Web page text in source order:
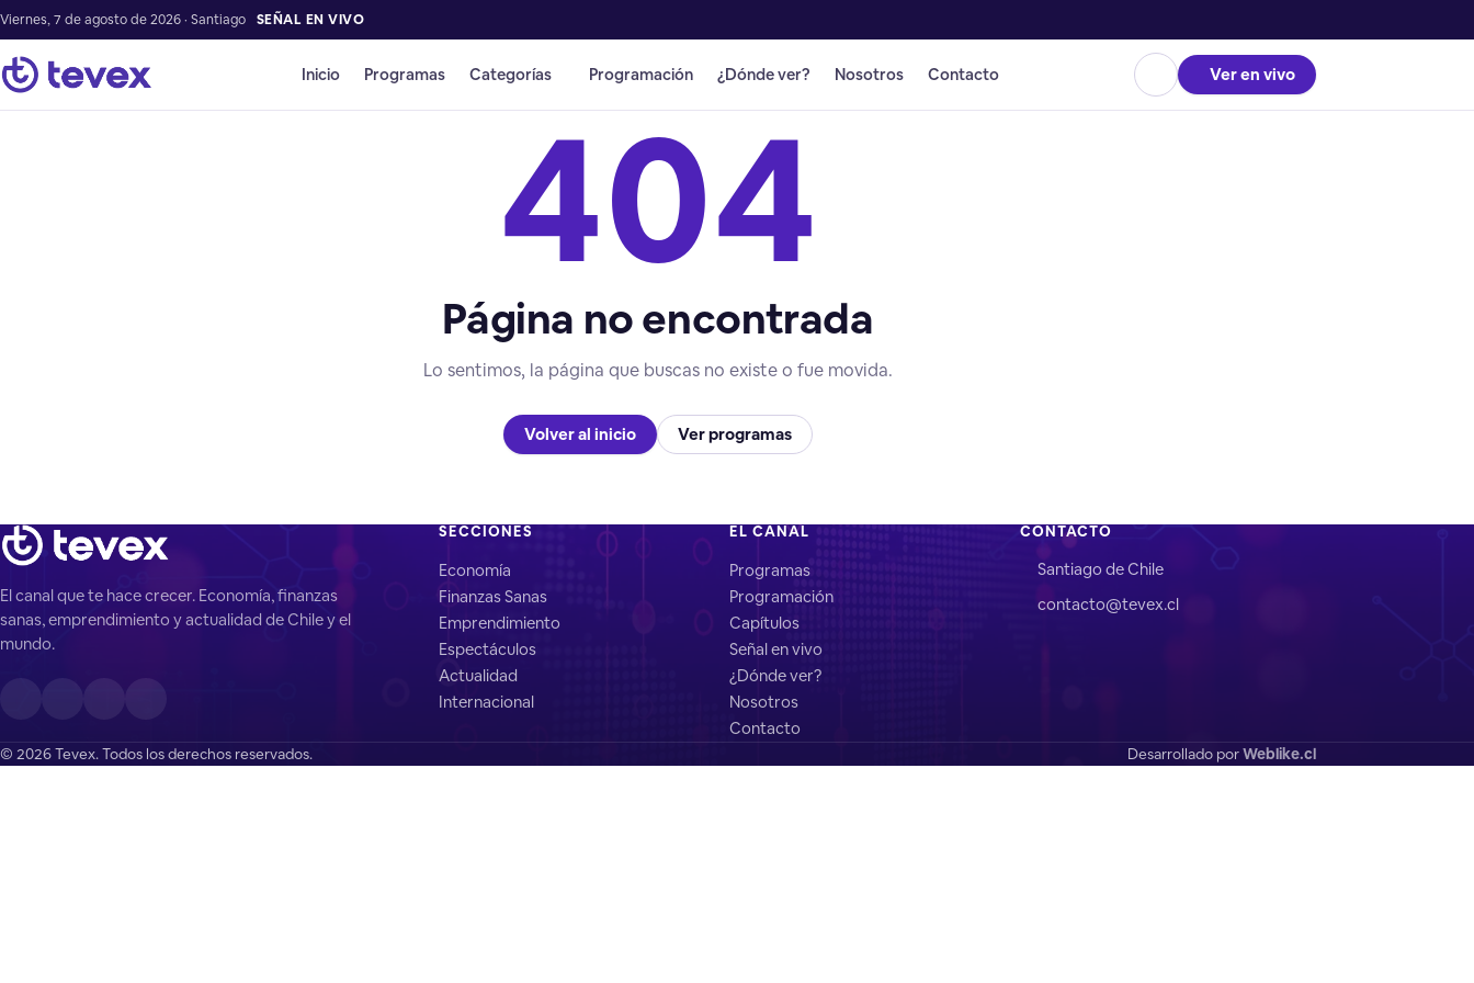
Viernes, 7 de agosto de 2026 · Santiago SEÑAL EN VIVO
Inicio Programas Categorías Programación ¿Dónde ver? Nosotros Contacto Ver en vivo
404
Página no encontrada
Lo sentimos, la página que buscas no existe o fue movida.
Volver al inicio Ver programas
El canal que te hace crecer. Economía, finanzas
sanas, emprendimiento y actualidad de Chile y el
mundo.
SECCIONES
Economía
Finanzas Sanas
Emprendimiento
Espectáculos
Actualidad
Internacional
EL CANAL
Programas
Programación
Capítulos
Señal en vivo
¿Dónde ver?
Nosotros
Contacto
CONTACTO
Santiago de Chile
contacto@tevex.cl
© 2026 Tevex. Todos los derechos reservados. Desarrollado porWeblike.cl